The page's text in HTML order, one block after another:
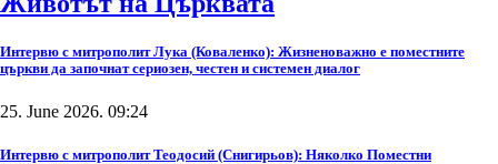
Интервю с митрополит Лука (Коваленко): Жизненоважно е поместните
църкви да започнат сериозен, честен и системен диалог
25. June 2026. 09:24
Интервю с митрополит Теодосий (Снигирьов): Няколко Поместни